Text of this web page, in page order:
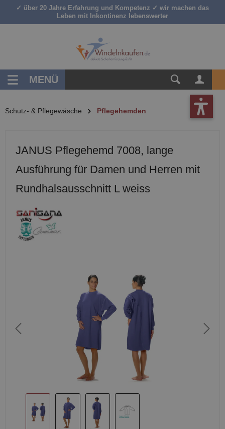
springen
✓ über 20 Jahre Erfahrung und Kompetenz ✓ wir machen das
Leben mit Inkontinenz lebenswerter
MENÜ
Schutz- & Pflegewäsche Pflegehemden
JANUS Pflegehemd 7008, lange
Ausführung für Damen und Herren mit
Rundhalsausschnitt L weiss